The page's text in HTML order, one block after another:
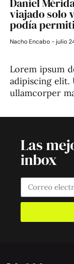
viajado solo
podía
Nacho Encabo julio
Lorem ipsum
adipiscing
ullamcorper
Las
inbox